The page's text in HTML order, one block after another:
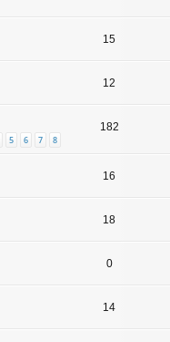
15
12
5 6 7 8
182
16
18
0
14